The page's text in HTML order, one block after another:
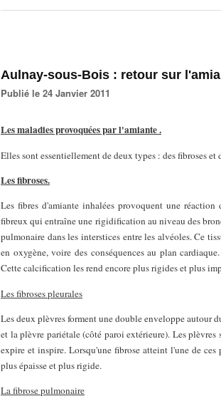
Aulnay-sous-Bois : retour sur
Publié le 24 Janvier 2011
Les maladies provoquées par l'amiante .
Elles sont essentiellement de deux types : des fibroses et
Les fibroses.
Les fibres d'amiante inhalées provoquent une
fibreux qui entraîne une rigidification au niveau des
pulmonaire dans les interstices entre les alvéoles. Ce
en oxygène, voire des conséquences au plan
Cette calcification les rend encore plus rigides et plus
Les fibroses pleurales
Les deux plèvres forment une double enveloppe autour
et la plèvre pariétale (côté paroi extérieure). Les
expire et inspire. Lorsqu'une fibrose atteint l'une de
plus épaisse et plus rigide.
La fibrose pulmonaire